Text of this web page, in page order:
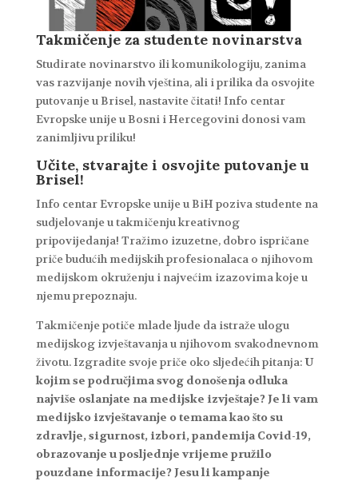
Takmičenje za studente novinarstva
Studirate novinarstvo ili komunikologiju, zanima
vas razvijanje novih vještina, ali i prilika da osvojite
putovanje u Brisel, nastavite čitati! Info centar
Evropske unije u Bosni i Hercegovini donosi vam
zanimljivu priliku!
Učite, stvarajte i osvojite putovanje u
Brisel!
Info centar Evropske unije u BiH poziva studente na
sudjelovanje u takmičenju kreativnog
pripovijedanja! Tražimo izuzetne, dobro ispričane
priče budućih medijskih profesionalaca o njihovom
medijskom okruženju i najvećim izazovima koje u
njemu prepoznaju.
Takmičenje potiče mlade ljude da istraže ulogu
medijskog izvještavanja u njihovom svakodnevnom
životu. Izgradite svoje priče oko sljedećih pitanja:U
kojim se područjima svog donošenja odluka
najviše oslanjate na medijske izvještaje?Je li vam
medijsko izvještavanje o temama kao što su
zdravlje, sigurnost, izbori, pandemija Covid-19,
obrazovanje u posljednje vrijeme pružilo
pouzdane informacije? Jesu li kampanje